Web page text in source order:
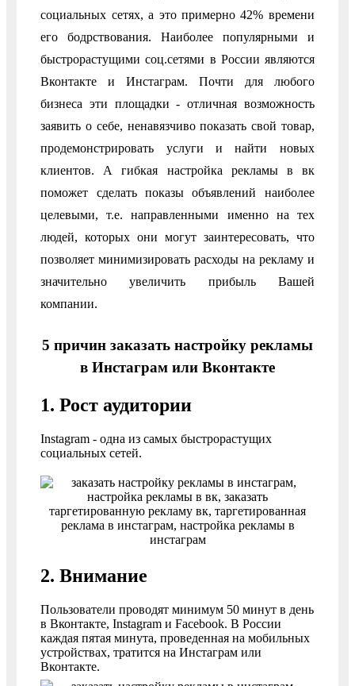
социальных сетях, а это примерно 42% времени
его бодрствования. Наиболее популярными и
быстрорастущими соц.сетями в России являются
Вконтакте и Инстаграм. Почти для любого
бизнеса эти площадки - отличная возможность
заявить о себе, ненавязчиво показать свой товар,
продемонстрировать услуги и найти новых
клиентов. А гибкая настройка рекламы в вк
поможет сделать показы объявлений наиболее
целевыми, т.е. направленными именно на тех
людей, которых они могут заинтересовать, что
позволяет минимизировать расходы на рекламу и
значительно увеличить прибыль Вашей
компании.
5 причин заказать настройку рекламы
в Инстаграм или Вконтакте
1. Рост аудитории
Instagram - одна из самых быстрорастущих
социальных сетей.
2. Внимание
Пользователи проводят минимум 50 минут в день
в Вконтакте, Instagram и Facebook. В России
каждая пятая минута, проведенная на мобильных
устройствах, тратится на Инстаграм или
Вконтакте.